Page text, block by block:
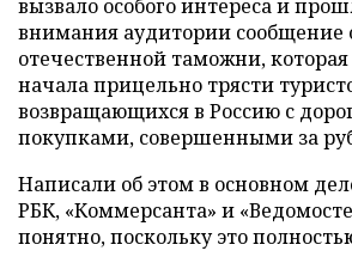
вызвало особого интереса и
внимания аудитории сообщение
отечественной таможни, которая
начала прицельно трясти
возвращающихся в Россию с
покупками, совершенными за
Написали об этом в основном
РБК, «Коммерсанта» и
понятно, поскольку это